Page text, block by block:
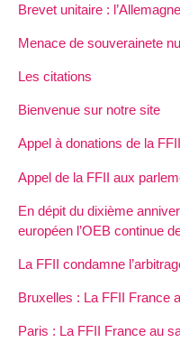
Brevet unitaire :
Menace de souverainete
Les citations
Bienvenue sur notre site
Appel à donations de la
Appel de la FFII aux
En dépit du dixième
européen l’OEB continue
La FFII condamne
Bruxelles : La FFII France
Paris : La FFII France au